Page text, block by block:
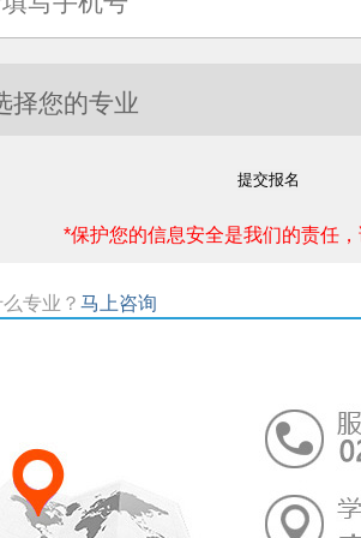
提交报名
*保护您的信息安全是我们的责任，
专业？马上咨询